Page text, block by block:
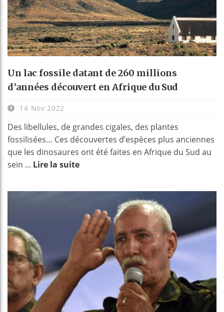
Un lac fossile datant de 260 millions
d’années découvert en Afrique du Sud
14 Nov 2022
Des libellules, de grandes cigales, des plantes
fossilisées… Ces découvertes d’espèces plus anciennes
que les dinosaures ont été faites en Afrique du Sud au
sein ... Lire la suite